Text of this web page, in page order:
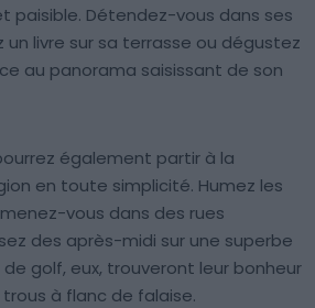
paisible. Détendez-vous dans ses
un livre sur sa terrasse ou dégustez
au panorama saisissant de son
également partir à la
en toute simplicité. Humez les
vous dans des rues
des après-midi sur une superbe
golf, eux, trouveront leur bonheur
trous à flanc de falaise.